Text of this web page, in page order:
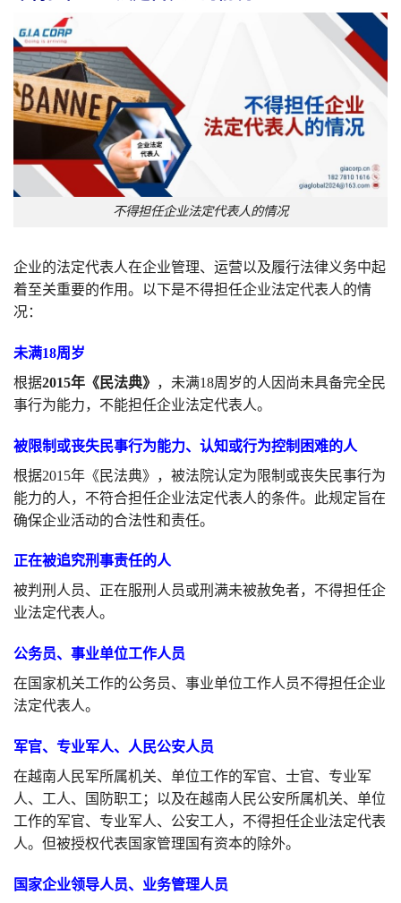
不得担任企业法定代表人的情况
企业的法定代表人在企业管理、运营以及履行法律义务中起
着至关重要的作用。以下是不得担任企业法定代表人的情
况：
未满18周岁
根据2015年《民法典》 ，未满18周岁的人因尚未具备完全民
事行为能力，不能担任企业法定代表人。
被限制或丧失民事行为能力、认知或行为控制困难的人
根据2015年《民法典》，被法院认定为限制或丧失民事行为
能力的人，不符合担任企业法定代表人的条件。此规定旨在
确保企业活动的合法性和责任。
正在被追究刑事责任的人
被判刑人员、正在服刑人员或刑满未被赦免者，不得担任企
业法定代表人。
公务员、事业单位工作人员
在国家机关工作的公务员、事业单位工作人员不得担任企业
法定代表人。
军官、专业军人、人民公安人员
在越南人民军所属机关、单位工作的军官、士官、专业军
人、工人、国防职工；以及在越南人民公安所属机关、单位
工作的军官、专业军人、公安工人，不得担任企业法定代表
人。但被授权代表国家管理国有资本的除外。
国家企业领导人员、业务管理人员